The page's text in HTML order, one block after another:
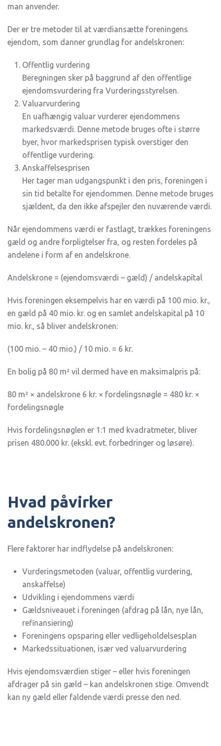
man anvender.
Der er tre metoder til at værdiansætte foreningens
ejendom, som danner grundlag for andelskronen:
Offentlig vurdering
Beregningen sker på baggrund af den offentlige
ejendomsvurdering fra Vurderingsstyrelsen.
Valuarvurdering
En uafhængig valuar vurderer ejendommens
markedsværdi. Denne metode bruges ofte i større
byer, hvor markedsprisen typisk overstiger den
offentlige vurdering.
Anskaffelsesprisen
Her tager man udgangspunkt i den pris, foreningen i
sin tid betalte for ejendommen. Denne metode bruges
sjældent, da den ikke afspejler den nuværende værdi.
Når ejendommens værdi er fastlagt, trækkes foreningens
gæld og andre forpligtelser fra, og resten fordeles på
andelene i form af en andelskrone.
Andelskrone = (ejendomsværdi – gæld) / andelskapital
Hvis foreningen eksempelvis har en værdi på 100 mio. kr.,
en gæld på 40 mio. kr. og en samlet andelskapital på 10
mio. kr., så bliver andelskronen:
(100 mio. – 40 mio.) / 10 mio. = 6 kr.
En bolig på 80 m² vil dermed have en maksimalpris på:
80 m² × andelskrone 6 kr. × fordelingsnøgle = 480 kr. ×
fordelingsnøgle
Hvis fordelingsnøglen er 1:1 med kvadratmeter, bliver
prisen 480.000 kr. (ekskl. evt. forbedringer og løsøre).
Hvad påvirker
andelskronen?
Flere faktorer har indflydelse på andelskronen:
Vurderingsmetoden (valuar, offentlig vurdering,
anskaffelse)
Udvikling i ejendommens værdi
Gældsniveauet i foreningen (afdrag på lån, nye lån,
refinansiering)
Foreningens opsparing eller vedligeholdelsesplan
Markedssituationen, især ved valuarvurdering
Hvis ejendomsværdien stiger – eller hvis foreningen
afdrager på sin gæld – kan andelskronen stige. Omvendt
kan ny gæld eller faldende værdi presse den ned.